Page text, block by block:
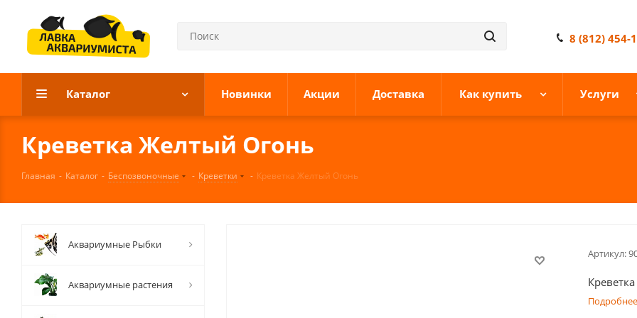
8 (812) 454-
Каталог Новинки Акции Доставка Как купить Услуги
Креветка Желтый Огонь
Главная - Каталог - Беспозвоночные - Креветки - Креветка Желтый Огонь
Артикул:
Подробнее
Аквариумные Рыбки
Аквариумные растения